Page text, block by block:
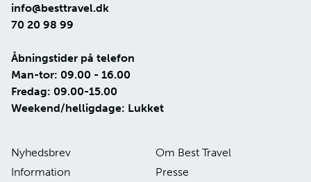
info@besttravel.dk
70 20 98 99
Åbningstider på telefon
Man-tor: 09.00 - 16.00
Fredag: 09.00-15.00
Weekend/helligdage: Lukket
Nyhedsbrev
Om Best Travel
Information
Presse